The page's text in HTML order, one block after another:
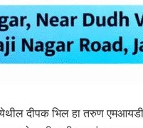
येथील दीपक भिल हा तरुण